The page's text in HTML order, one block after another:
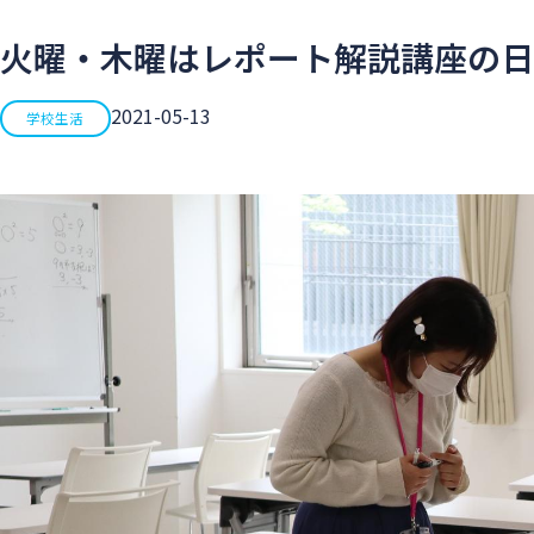
火曜・木曜はレポート解説講座の
学校生活 2021-05-13